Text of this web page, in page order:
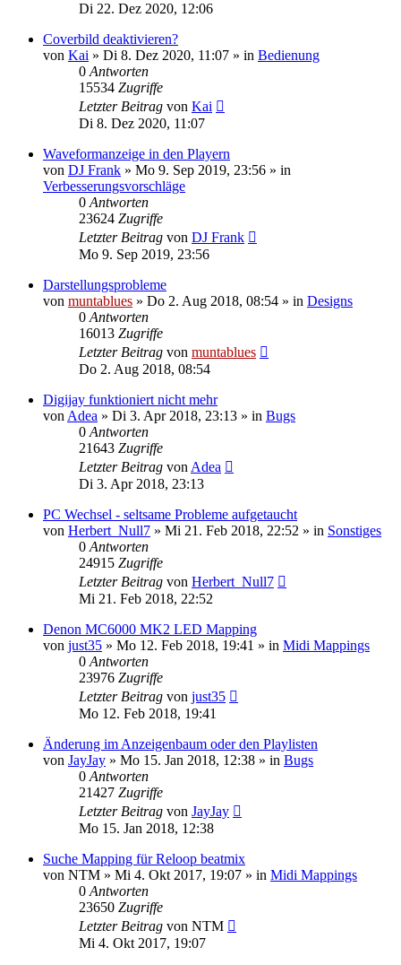
Di 22. Dez 2020, 12:06
Coverbild deaktivieren?
von Kai » Di 8. Dez 2020, 11:07 » in Bedienung
0 Antworten
15534 Zugriffe
Letzter Beitrag von Kai
Di 8. Dez 2020, 11:07
Waveformanzeige in den Playern
von DJ Frank » Mo 9. Sep 2019, 23:56 » in
Verbesserungsvorschläge
0 Antworten
23624 Zugriffe
Letzter Beitrag von DJ Frank
Mo 9. Sep 2019, 23:56
Darstellungsprobleme
von muntablues » Do 2. Aug 2018, 08:54 » in Designs
0 Antworten
16013 Zugriffe
Letzter Beitrag von muntablues
Do 2. Aug 2018, 08:54
Digijay funktioniert nicht mehr
von Adea » Di 3. Apr 2018, 23:13 » in Bugs
0 Antworten
21643 Zugriffe
Letzter Beitrag von Adea
Di 3. Apr 2018, 23:13
PC Wechsel - seltsame Probleme aufgetaucht
von Herbert_Null7 » Mi 21. Feb 2018, 22:52 » in Sonstiges
0 Antworten
24915 Zugriffe
Letzter Beitrag von Herbert_Null7
Mi 21. Feb 2018, 22:52
Denon MC6000 MK2 LED Mapping
von just35 » Mo 12. Feb 2018, 19:41 » in Midi Mappings
0 Antworten
23976 Zugriffe
Letzter Beitrag von just35
Mo 12. Feb 2018, 19:41
Änderung im Anzeigenbaum oder den Playlisten
von JayJay » Mo 15. Jan 2018, 12:38 » in Bugs
0 Antworten
21427 Zugriffe
Letzter Beitrag von JayJay
Mo 15. Jan 2018, 12:38
Suche Mapping für Reloop beatmix
von NTM » Mi 4. Okt 2017, 19:07 » in Midi Mappings
0 Antworten
23650 Zugriffe
Letzter Beitrag von NTM
Mi 4. Okt 2017, 19:07